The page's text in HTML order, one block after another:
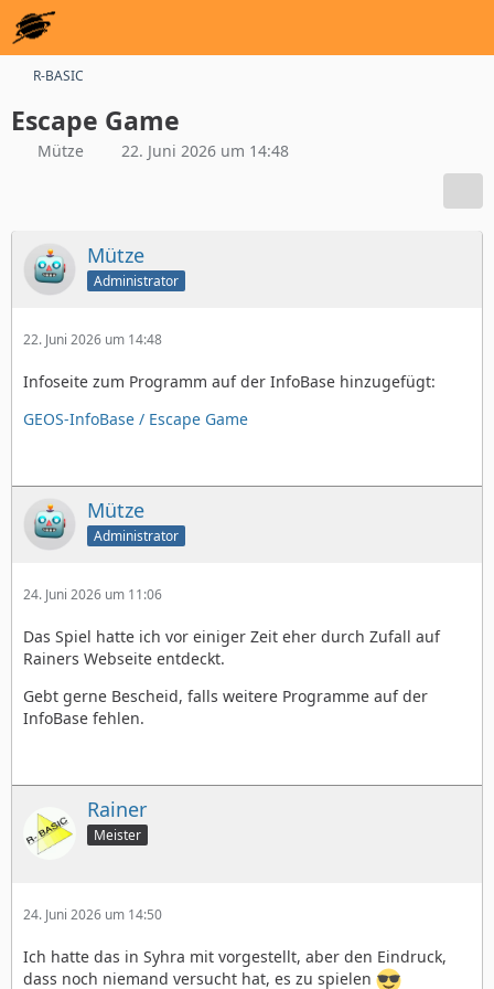
R-BASIC
Escape Game
Mütze 22. Juni 2026 um 14:48
Mütze
Administrator
22. Juni 2026 um 14:48
Infoseite zum Programm auf der InfoBase hinzugefügt:
GEOS-InfoBase / Escape Game
Mütze
Administrator
24. Juni 2026 um 11:06
Das Spiel hatte ich vor einiger Zeit eher durch Zufall auf
Rainers Webseite entdeckt.
Gebt gerne Bescheid, falls weitere Programme auf der
InfoBase fehlen.
Rainer
Meister
24. Juni 2026 um 14:50
Ich hatte das in Syhra mit vorgestellt, aber den Eindruck,
dass noch niemand versucht hat, es zu spielen